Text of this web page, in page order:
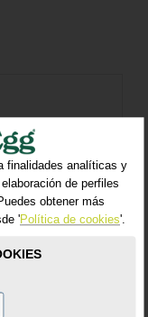
Pack
finalidades analíticas y
de perfiles
obtener más
'Política de cookies'.